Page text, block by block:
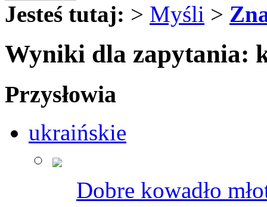
Jesteś tutaj: > Myśli >
Wyniki dla zapytania:
Przysłowia
ukraińskie
Dobre kowadło